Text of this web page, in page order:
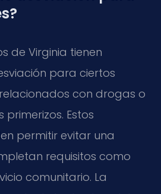
de Virginia tienen
para ciertos
con drogas o
Estos
permitir evitar una
requisitos como
comunitario. La